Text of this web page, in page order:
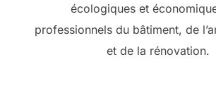
écologiques et
professionnels du bâtiment, de
et de la rénovation.